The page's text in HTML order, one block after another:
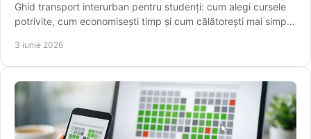
Ghid transport interurban pentru studenți: cum alegi cursele
potrivite, cum economisești timp și cum călătorești mai simplu
3 iunie 2026